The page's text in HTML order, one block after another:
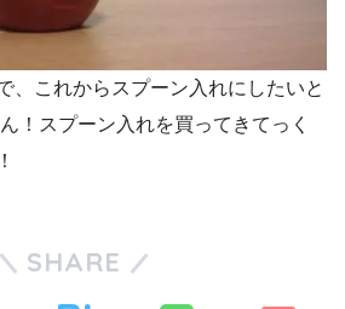
、これからスプーン入れにしたいと
！スプーン入れを買ってきてっく
SHARE